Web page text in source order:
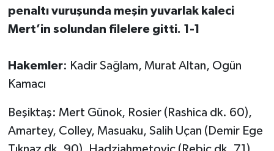
penaltı vuruşunda meşin yuvarlak kaleci
Mert’in solundan filelere gitti. 1-1
Hakemler: Kadir Sağlam, Murat Altan, Ogün
Kamacı
Beşiktaş: Mert Günok, Rosier (Rashica dk. 60),
Amartey, Colley, Masuaku, Salih Uçan (Demir Ege